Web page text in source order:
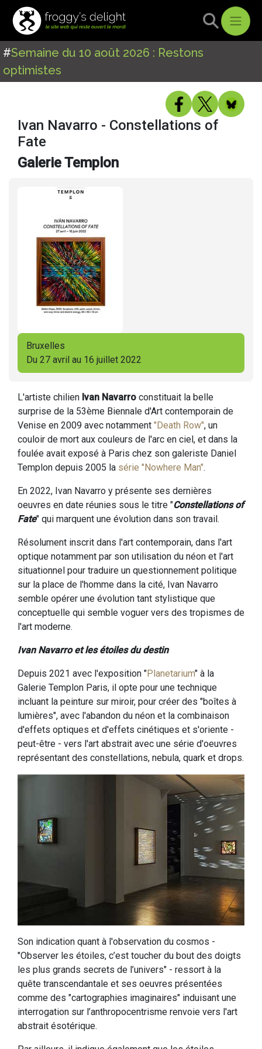
#Semaine du 10 août 2026 : Restons
optimistes
Ivan Navarro - Constellations of
Fate
Galerie Templon
Bruxelles
Du 27 avril au 16 juillet 2022
L'artiste chilien Ivan Navarro constituait la belle
surprise de la 53ème Biennale d'Art contemporain de
Venise en 2009 avec notamment "Death Row", un
couloir de mort aux couleurs de l'arc en ciel, et dans la
foulée avait exposé à Paris chez son galeriste Daniel
Templon depuis 2005 la série "Nowhere Man".
En 2022, Ivan Navarro y présente ses dernières
oeuvres en date réunies sous le titre "Constellations of
Fate" qui marquent une évolution dans son travail.
Résolument inscrit dans l'art contemporain, dans l'art
optique notamment par son utilisation du néon et l'art
situationnel pour traduire un questionnement politique
sur la place de l'homme dans la cité, Ivan Navarro
semble opérer une évolution tant stylistique que
conceptuelle qui semble voguer vers des tropismes de
l'art moderne.
Ivan Navarro et les étoiles du destin
Depuis 2021 avec l'exposition "Planetarium" à la
Galerie Templon Paris, il opte pour une technique
incluant la peinture sur miroir, pour créer des "boîtes à
lumières", avec l'abandon du néon et la combinaison
d'effets optiques et d'effets cinétiques et s'oriente -
peut-être - vers l'art abstrait avec une série d'oeuvres
représentant des constellations, nebula, quark et drops.
Son indication quant à l'observation du cosmos -
"Observer les étoiles, c’est toucher du bout des doigts
les plus grands secrets de l’univers" - ressort à la
quête transcendantale et ses oeuvres présentées
comme des "cartographies imaginaires" induisant une
interrogation sur l’anthropocentrisme renvoie vers l'art
abstrait ésotérique.